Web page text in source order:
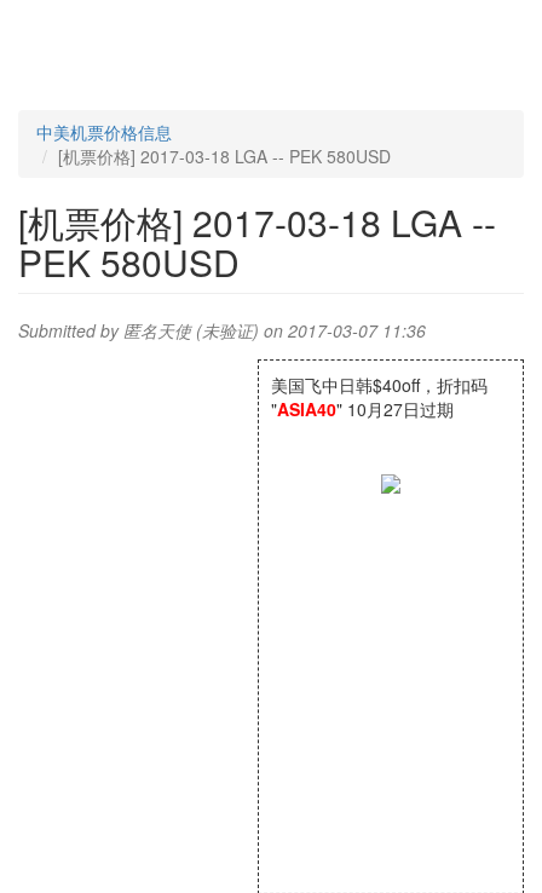
中美机票价格信息
[机票价格] 2017-03-18 LGA -- PEK 580USD
[机票价格] 2017-03-18 LGA --
PEK 580USD
Submitted by 匿名天使 (未验证) on 2017-03-07 11:36
美国飞中日韩$40off，折扣码
"ASIA40" 10月27日过期